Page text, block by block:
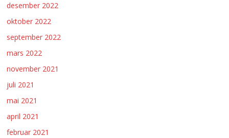
desember 2022
oktober 2022
september 2022
mars 2022
november 2021
juli 2021
mai 2021
april 2021
februar 2021